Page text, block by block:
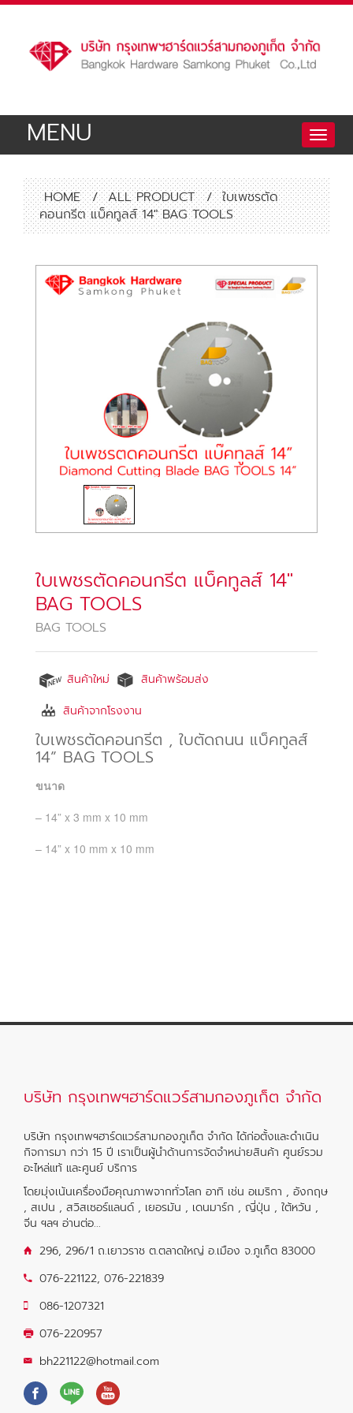
Toggle
MENU
HOME / ALL PRODUCT / ใบเพชรตัด
คอนกรีต แบ็คทูลส์ 14″ BAG TOOLS
ใบเพชรตัดคอนกรีต แบ็คทูลส์ 14″
BAG TOOLS
BAG TOOLS
สินค้าใหม่
สินค้าพร้อมส่ง
สินค้าจากโรงงาน
ใบเพชรตัดคอนกรีต , ใบตัดถนน แบ็คทูลส์
14” BAG TOOLS
ขนาด
– 14” x 3 mm x 10 mm
– 14” x 10 mm x 10 mm
บริษัท กรุงเทพฯฮาร์ดแวร์สามกองภูเก็ต จำกัด
บริษัท กรุงเทพฯฮาร์ดแวร์สามกองภูเก็ต จำกัด ได้ก่อตั้งและดำเนิน
กิจการมา กว่า 15 ปี เราเป็นผู้นำด้านการจัดจำหน่ายสินค้า ศูนย์รวม
อะไหล่แท้ และศูนย์ บริการ
โดยมุ่งเน้นเครื่องมือคุณภาพจากทั่วโลก อาทิ เช่น อเมริกา , อังกฤษ
, สเปน , สวิสเซอร์แลนด์ , เยอรมัน , เดนมาร์ก , ญี่ปุ่น , ใต้หวัน ,
จีน ฯลฯ อ่านต่อ...
296, 296/1 ถ.เยาวราช ต.ตลาดใหญ่ อ.เมือง จ.ภูเก็ต 83000
076-221122, 076-221839
086-1207321
076-220957
bh221122@hotmail.com